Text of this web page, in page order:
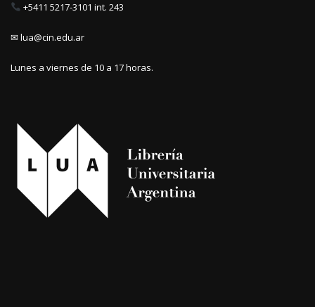
+5411 5217-3101 int. 243
✉ lua@cin.edu.ar
Lunes a viernes de 10 a 17 horas.